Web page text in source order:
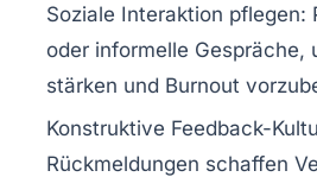
Soziale Interaktion pflegen:
oder informelle Gespräche,
stärken und Burnout
Konstruktive Feedback-
Rückmeldungen schaffen